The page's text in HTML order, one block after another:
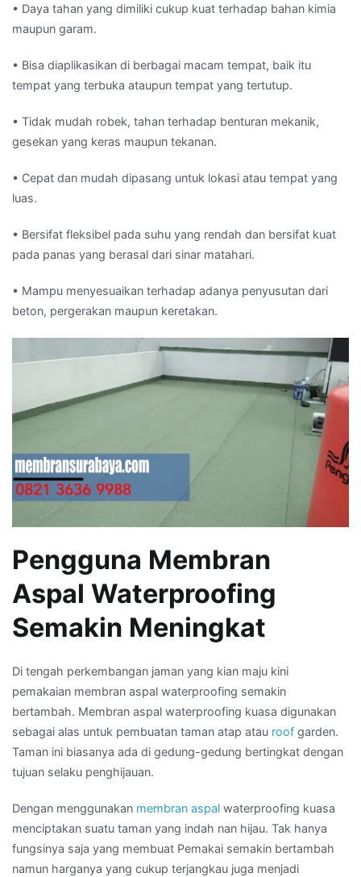
• Daya tahan yang dimiliki cukup kuat terhadap bahan kimia
maupun garam.
• Bisa diaplikasikan di berbagai macam tempat, baik itu
tempat yang terbuka ataupun tempat yang tertutup.
• Tidak mudah robek, tahan terhadap benturan mekanik,
gesekan yang keras maupun tekanan.
• Cepat dan mudah dipasang untuk lokasi atau tempat yang
luas.
• Bersifat fleksibel pada suhu yang rendah dan bersifat kuat
pada panas yang berasal dari sinar matahari.
• Mampu menyesuaikan terhadap adanya penyusutan dari
beton, pergerakan maupun keretakan.
Pengguna Membran
Aspal Waterproofing
Semakin Meningkat
Di tengah perkembangan jaman yang kian maju kini
pemakaian membran aspal waterproofing semakin
bertambah. Membran aspal waterproofing kuasa digunakan
sebagai alas untuk pembuatan taman atap atau roof garden.
Taman ini biasanya ada di gedung-gedung bertingkat dengan
tujuan selaku penghijauan.
Dengan menggunakan membran aspal waterproofing kuasa
menciptakan suatu taman yang indah nan hijau. Tak hanya
fungsinya saja yang membuat Pemakai semakin bertambah
namun harganya yang cukup terjangkau juga menjadi